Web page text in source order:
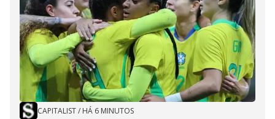
CAPITALIST/ HÁ 6 MINUTOS